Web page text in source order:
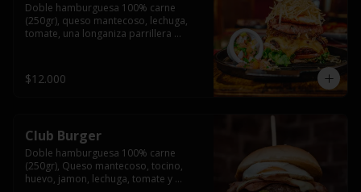
Doble hamburguesa 100% carne
(250gr), queso mantecoso, lechuga,
tomate, una longaniza parrillera
papas fritas.
$12.000
Club Burger
Doble hamburguesa 100% carne
(250gr), Queso mantecoso, tocino,
huevo, jamon, lechuga, tomate y